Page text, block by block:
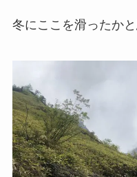
冬にここを滑ったか